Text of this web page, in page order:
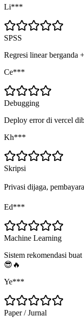
Li***
SPSS
Regresi linear berganda
Ce***
Debugging
Deploy error di vercel
Kh***
Skripsi
Privasi dijaga,
Ed***
Machine Learning
Sistem rekomendasi
😎🔥
Ye***
Paper / Jurnal